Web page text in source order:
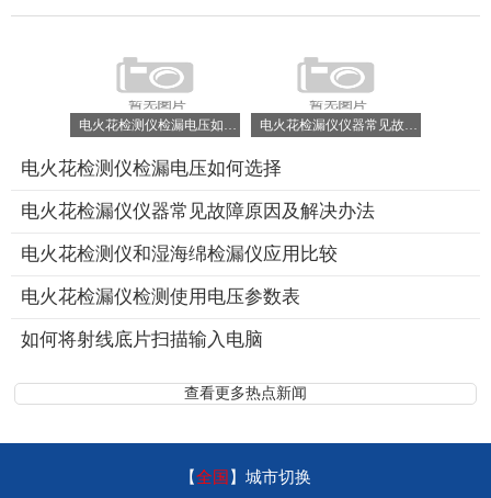
电火花检测仪检漏电压如何选择
电火花检漏仪仪器常见故障原因及解决办法
电火花检测仪和湿海绵检漏仪应用比较
电火花检漏仪检测使用电压参数表
如何将射线底片扫描输入电脑
查看更多热点新闻
【全国】 城市切换